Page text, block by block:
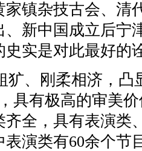
家镇杂技古会、清
、新中国成立后宁
史实是对此最好的
犷、刚柔相济，凸
具有极高的审美
齐全，具有表演类
演类有60余个节